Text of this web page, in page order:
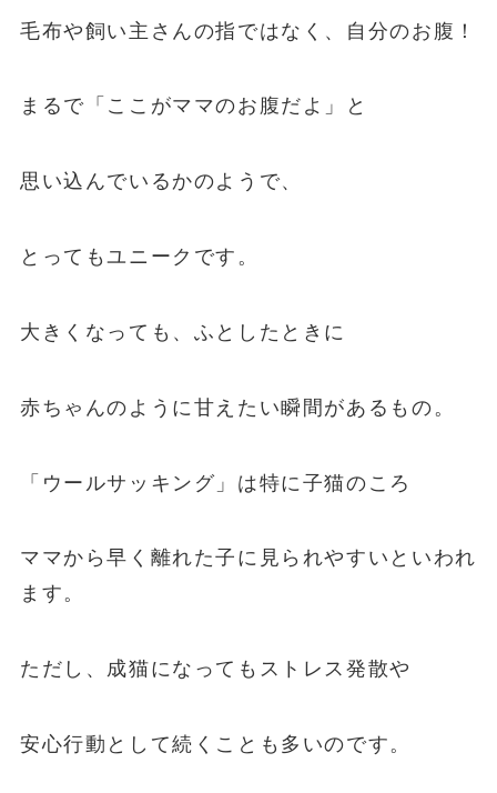
毛布や飼い主さんの指ではなく、自分のお腹！
まるで「ここがママのお腹だよ」と
思い込んでいるかのようで、
とってもユニークです。
大きくなっても、ふとしたときに
赤ちゃんのように甘えたい瞬間があるもの。
「ウールサッキング」は特に子猫のころ
ママから早く離れた子に見られやすいといわれ
ます。
ただし、成猫になってもストレス発散や
安心行動として続くことも多いのです。